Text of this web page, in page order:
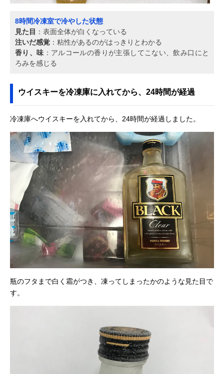
8時間冷凍室で冷やした状態
見た目 ：表面全体が白くなっている
注いだ感覚 ：粘性があるのがはっきりとわかる
香り、味 ：アルコールの香りが主張してこない、飲み口にと
ろみを感じる
ウイスキーを冷凍庫に入れてから、24時間が経過
冷凍庫へウイスキーを入れてから、24時間が経過しました。
瓶のフタまで白く霜がつき、凍ってしまったかのような見た目で
す。